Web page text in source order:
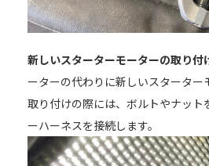
新しいスターターモーターの取り付
ーターの代わりに新しいスターター
取り付けの際には、ボルトやナット
ーハーネスを接続します。